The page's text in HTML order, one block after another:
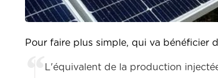
Pour faire plus simple, qui va bénéficier
L'équivalent de la production